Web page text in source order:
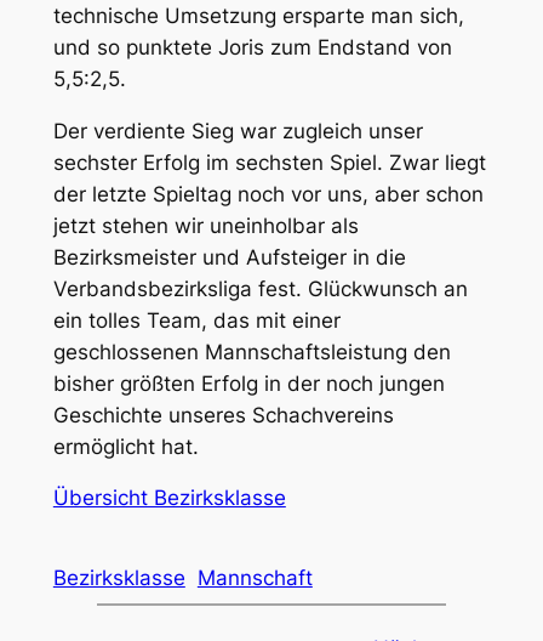
technische Umsetzung ersparte man sich,
und so punktete Joris zum Endstand von
5,5:2,5.
Der verdiente Sieg war zugleich unser
sechster Erfolg im sechsten Spiel. Zwar liegt
der letzte Spieltag noch vor uns, aber schon
jetzt stehen wir uneinholbar als
Bezirksmeister und Aufsteiger in die
Verbandsbezirksliga fest. Glückwunsch an
ein tolles Team, das mit einer
geschlossenen Mannschaftsleistung den
bisher größten Erfolg in der noch jungen
Geschichte unseres Schachvereins
ermöglicht hat.
Übersicht Bezirksklasse
Bezirksklasse Mannschaft